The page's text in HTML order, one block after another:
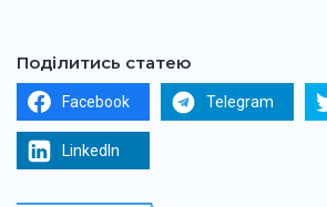
Поділитись статею
Facebook Telegram
LinkedIn